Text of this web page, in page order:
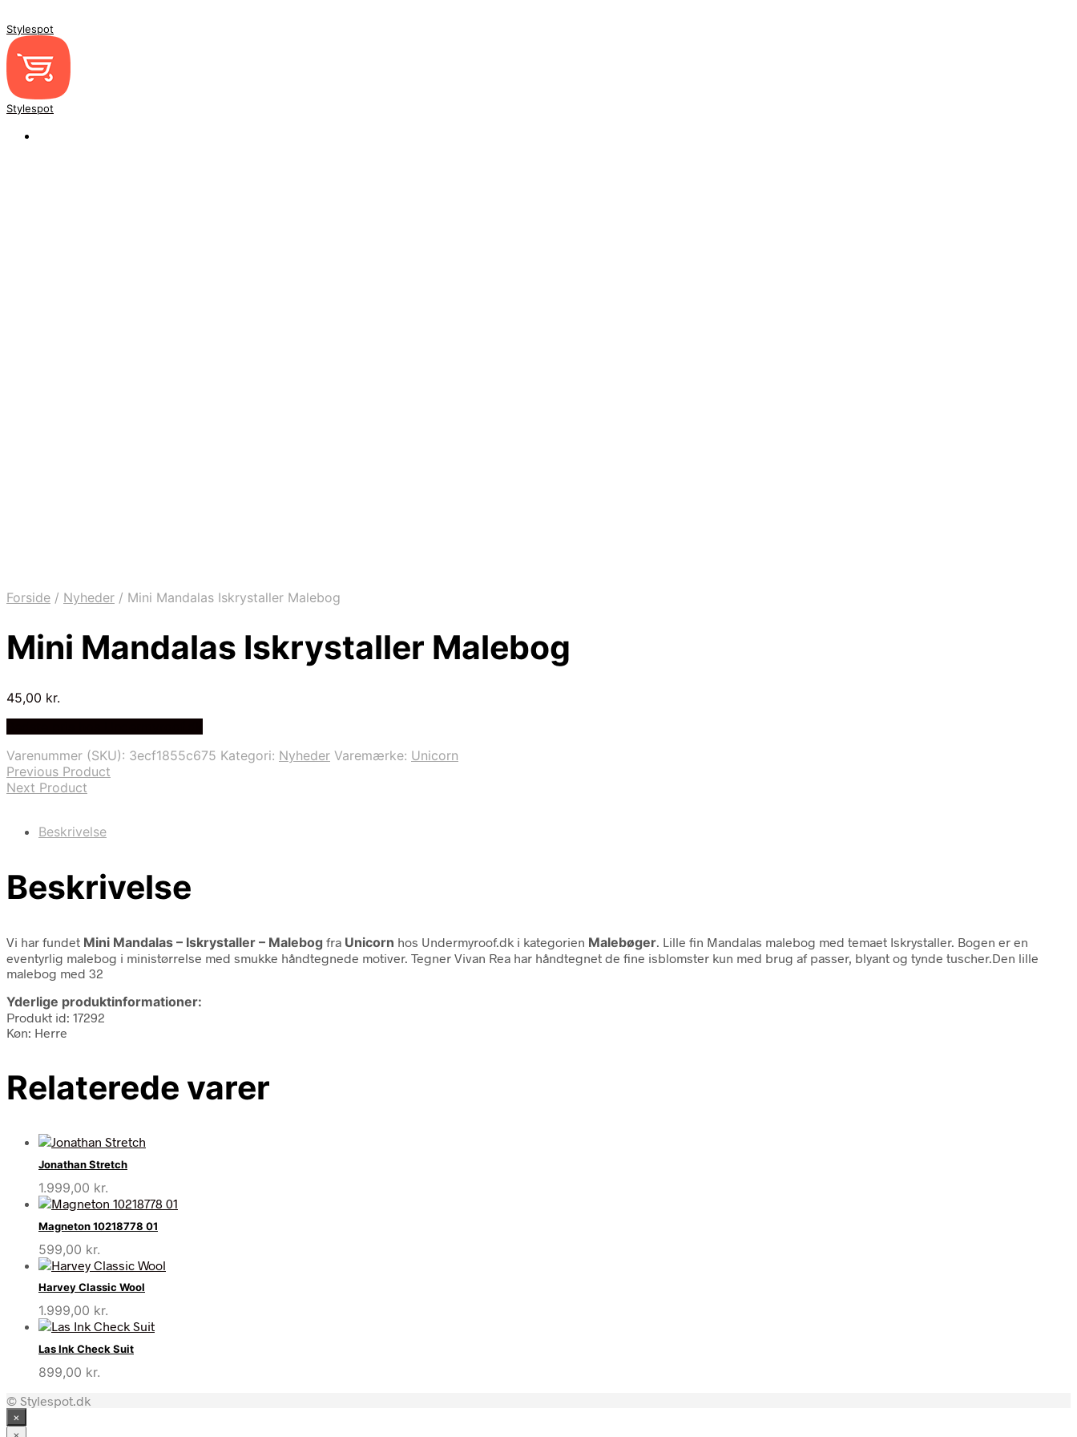
Stylespot
Stylespot
Forside / Nyheder / Mini Mandalas Iskrystaller Malebog
Mini Mandalas Iskrystaller Malebog
45,00 kr.
Varenummer (SKU): 3ecf1855c675 Kategori: Nyheder Varemærke: Unicorn
Previous Product
Next Product
Beskrivelse
Beskrivelse
Vi har fundet Mini Mandalas – Iskrystaller – Malebog fra Unicorn hos Undermyroof.dk i kategorien Malebøger . Lille fin Mandalas malebog med temaet Iskrystaller. Bogen er en
eventyrlig malebog i ministørrelse med smukke håndtegnede motiver. Tegner Vivan Rea har håndtegnet de fine isblomster kun med brug af passer, blyant og tynde tuscher.Den lille
malebog med 32
Yderlige produktinformationer:
Produkt id: 17292
Køn: Herre
Relaterede varer
Jonathan Stretch
1.999,00 kr.
Magneton 10218778 01
599,00 kr.
Harvey Classic Wool
1.999,00 kr.
Las Ink Check Suit
899,00 kr.
© Stylespot.dk
×
×